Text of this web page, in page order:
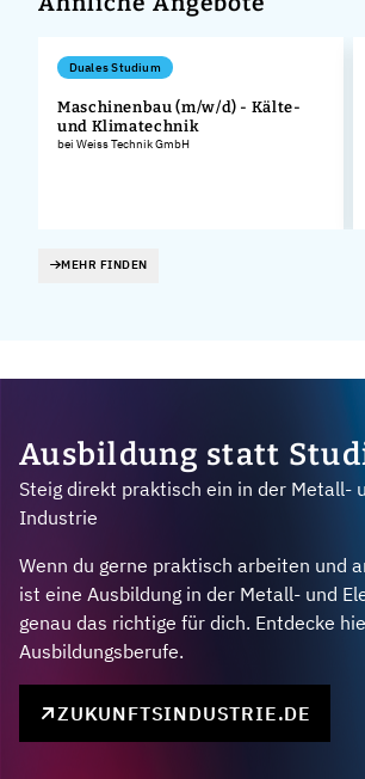
Duales Studium
Maschinenbau (m/w/d) - Kälte-
und Klimatechnik
bei Weiss Technik GmbH
MEHR FINDEN
Ausbildung statt
Steig direkt praktisch ein in der Metall-
Industrie
Wenn du gerne praktisch arbeiten und
ist eine Ausbildung in der Metall- und
genau das richtige für dich. Entdecke
Ausbildungsberufe.
ZUKUNFTSINDUSTRIE.DE